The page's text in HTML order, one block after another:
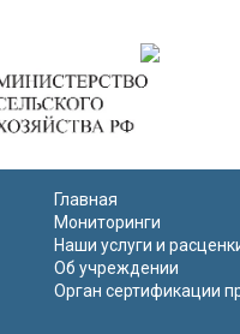
Главная
Мониторинги
Наши услуги и
Об учреждении
Орган сертификации